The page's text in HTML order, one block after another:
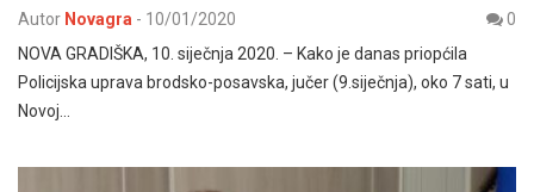
Autor Novagra - 10/01/2020
0
NOVA GRADIŠKA, 10. siječnja 2020. – Kako je danas priopćila
Policijska uprava brodsko-posavska, jučer (9.siječnja), oko 7 sati, u
Novoj…